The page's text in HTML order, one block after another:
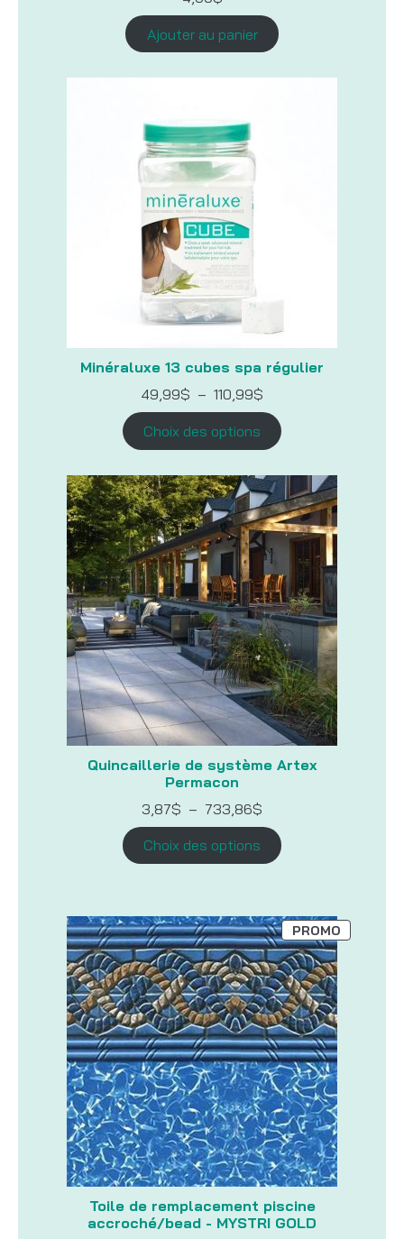
Ajouter au panier
Minéraluxe 13 cubes spa régulier
49,99$ – 110,99$
de
prix :
49,99$
à
Choix des options
Quincaillerie de système Artex
Permacon
3,87$ – 733,86$
prix :
3,87$
à
Choix des options
Toile de remplacement piscine
accroché/bead - MYSTRI GOLD
PROMOPRODUIT
EN